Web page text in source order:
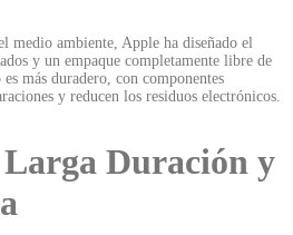
medio ambiente, Apple ha diseñado el
y un empaque completamente libre de
más duradero, con componentes
y reducen los residuos electrónicos.
Duración y